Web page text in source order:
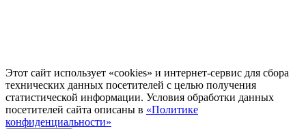
Этот сайт использует «cookies» и интернет-сервис для сбора
технических данных посетителей с целью получения
статистической информации. Условия обработки данных
посетителей сайта описаны в «Политике
конфиденциальности»